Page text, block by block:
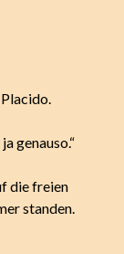
genauso.“
die freien
standen.